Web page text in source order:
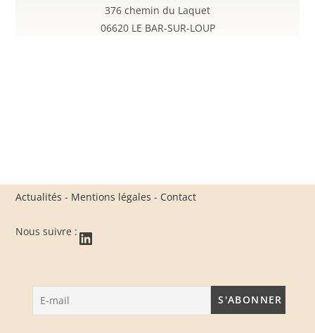
376 chemin du Laquet
06620 LE BAR-SUR-LOUP
Actualités - Mentions légales - Contact
Nous suivre : LinkedIn